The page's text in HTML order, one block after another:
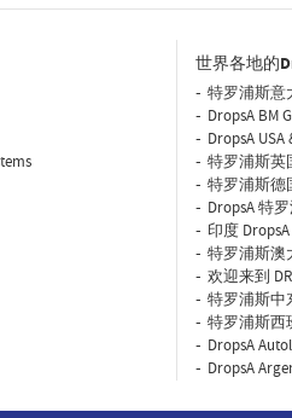
世界各地的
特罗浦斯意
DropsA BM
DropsA USA
特罗浦斯英
特罗浦斯德
DropsA 特
印度
特罗浦斯澳
欢迎来到
特罗浦斯中
特罗浦斯西
DropsA
DropsA